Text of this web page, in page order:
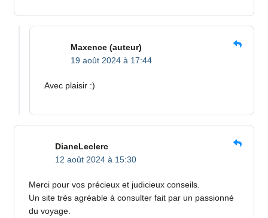
Maxence (auteur)
19 août 2024 à 17:44
Avec plaisir :)
DianeLeclerc
12 août 2024 à 15:30
Merci pour vos précieux et judicieux conseils.
Un site très agréable à consulter fait par un passionné
du voyage.